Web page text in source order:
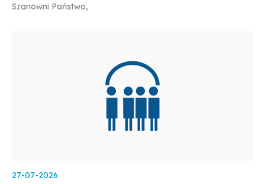
Szanowni Państwo,
27-07-2026